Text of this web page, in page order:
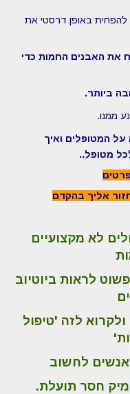
להפחית באופן דרסטי את
את האבנים החמות כדי
ביותר.
ממנו.
המטופלים ואיך
מטופל..
אליך בהקדם
לא מקצועיים
לראות ביוטיוב
לזה 'טיפול
לחשוב
חסר תועלת.